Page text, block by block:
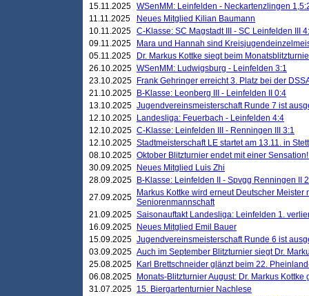
15.11.2025 WSenMM: Leinfelden - Neckartenzlingen
11.11.2025
Neues Mitglied Kilian Baumann
10.11.2025 C-Klasse: SC Magstadt III - SC Leinfelden III
09.11.2025
Mara und Hannah sind
05.11.2025
Dr. Markus Kottke siegt beim
26.10.2025 WSenMM: Ludwigsburg - Leinfelden 3:1
23.10.2025
Frank Gehringer erreicht 3. Platz bei der
21.10.2025
B-Klasse: Leonberg III - Leinfelden II 0:4
13.10.2025 Jugendvereinsmeisterschaft Runde 7 ist
12.10.2025
Landesliga: Feuerbach - Leinfelden 4:4
12.10.2025 C-Klasse: Leinfelden III - Renningen III 3:1
12.10.2025 Stadtmeisterschaft LE startet am 13.11. in
08.10.2025 Oktober Blitzturnier endet mit einer
30.09.2025
Neues Mitglied Luis Zhi
28.09.2025
B-Klasse: Leinfelden II - Spvgg Renningen II
27.09.2025
Markus Kottke wird erneut Deutscher Meister
Seniorenmannschaft
21.09.2025 Saisonauftakt Landesliga: Leinfelden 1.
16.09.2025
Neues Mitglied Emil Bauer
15.09.2025 Jugendvereinsmeisterschaft Runde 6 ist
03.09.2025 Auch im September Blitzturnier siegt Dr.
25.08.2025
Karl Brettschneider glänzt beim 22.
06.08.2025
Monats-Blitzturnier August: Dr. Markus Kottke
31.07.2025 15. Biergartenturnier Nachlese